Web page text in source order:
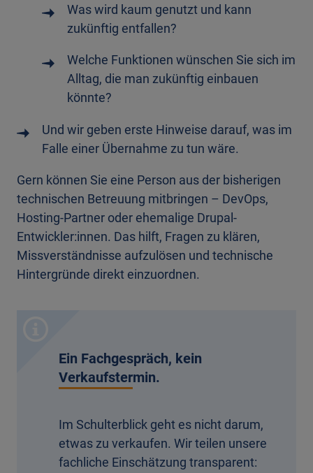
Was wird kaum genutzt und kann
zukünftig entfallen?
Welche Funktionen wünschen Sie sich im
Alltag, die man zukünftig einbauen
könnte?
Und wir geben erste Hinweise darauf, was im
Falle einer Übernahme zu tun wäre.
Gern können Sie eine Person aus der bisherigen
technischen Betreuung mitbringen – DevOps,
Hosting-Partner oder ehemalige Drupal-
Entwickler:innen. Das hilft, Fragen zu klären,
Missverständnisse aufzulösen und technische
Hintergründe direkt einzuordnen.
Ein Fachgespräch, kein
Verkaufstermin.
Im Schulterblick geht es nicht darum,
etwas zu verkaufen. Wir teilen unsere
fachliche Einschätzung transparent: